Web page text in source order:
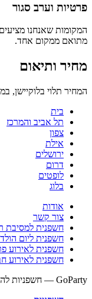
פרטיות וערב סגור
המקומות שאנחנו
מתואם ממקום אחד.
מחיר ותיאום
המחיר תלוי בלוקיישן,
בית
תל אביב והמרכז
צפון
אילת
ירושלים
דרום
לופטים
בלוג
אודות
צור קשר
חשפנית למסיבת
חשפנית ליום
חשפנית לאירוע
חשפנית לאירוע
GoParty — חשפניות להזמנה למסיבות רווקים, ימי הולדת ואירועים פרטיים בכל רחבי ישראל. זמינים 24/7, דיסקרטיות מלאה, הגעה לפי תיאום.